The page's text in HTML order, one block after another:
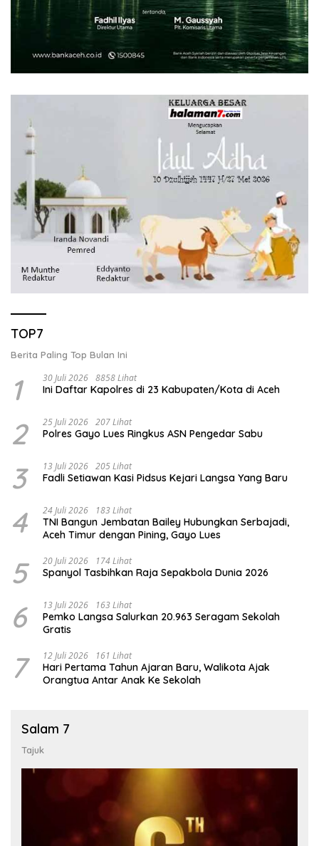
TOP7
Berita Paling Top Bulan Ini
1 30 Juli 2026 8858 Lihat
Ini Daftar Kapolres di 23 Kabupaten/Kota di Aceh
2 25 Juli 2026 207 Lihat
Polres Gayo Lues Ringkus ASN Pengedar Sabu
3 13 Juli 2026 205 Lihat
Fadli Setiawan Kasi Pidsus Kejari Langsa Yang Baru
4 24 Juli 2026 183 Lihat
TNI Bangun Jembatan Bailey Hubungkan Serbajadi,
Aceh Timur dengan Pining, Gayo Lues
5 20 Juli 2026 174 Lihat
Spanyol Tasbihkan Raja Sepakbola Dunia 2026
6 13 Juli 2026 163 Lihat
Pemko Langsa Salurkan 20.963 Seragam Sekolah
Gratis
7 12 Juli 2026 161 Lihat
Hari Pertama Tahun Ajaran Baru, Walikota Ajak
Orangtua Antar Anak Ke Sekolah
Salam 7
Tajuk